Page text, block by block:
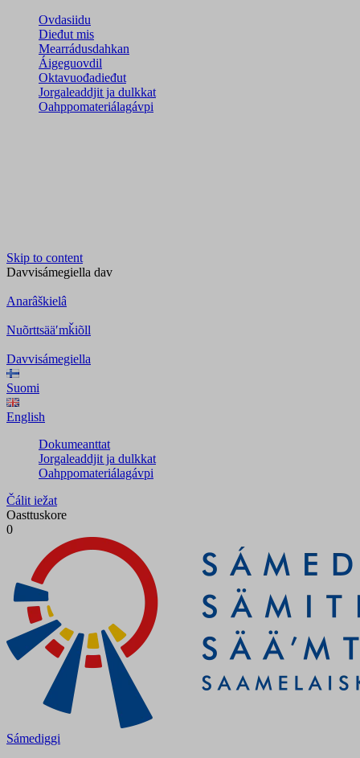
Ovdasiidu
Dieđut mis
Mearrádusdahkan
Áigeguovdil
Oktavuođadieđut
Jorgaleaddjit ja dulkkat
Oahppomateriálagávpi
Skip to content
Davvisámegiella dav
Anarâškielâ
Nuõrttsääʹmǩiõll
Davvisámegiella
Suomi
English
Dokumeanttat
Jorgaleaddjit ja dulkkat
Oahppomateriálagávpi
Čálit iežat
Oasttuskore
0
Sámediggi